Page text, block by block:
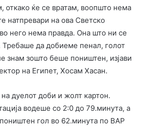
откако ќе се вратам, воопшто нема
натпревари на ова Светско
него нема правда. Она што ни се
да добиеме пенал, голот
знам зошто беше поништен, изјави
на Египет, Хосам Хасан.
дуелот доби и жолт картон.
водеше со 2:0 до 79.минута, а
гол во 62.минута по ВАР